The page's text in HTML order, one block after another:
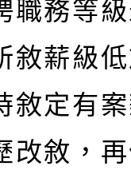
職務等
敘薪級
敘定有
改敘，